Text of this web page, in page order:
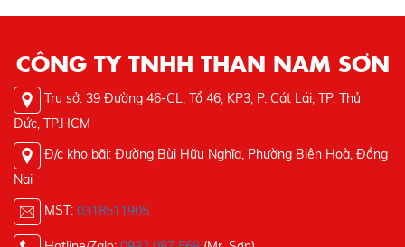
CÔNG TY TNHH THAN NAM SƠN
Trụ sở: 39 Đường 46-CL, Tổ 46, KP3, P. Cát Lái, TP. Thủ
Đức, TP.HCM
Đ/c kho bãi: Đường Bùi Hữu Nghĩa, Phường Biên Hoà, Đồng
Nai
MST: 0318511905